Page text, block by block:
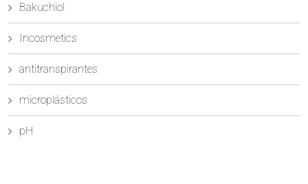
Bakuchiol
Incosmetics
antitranspirantes
microplásticos
pH